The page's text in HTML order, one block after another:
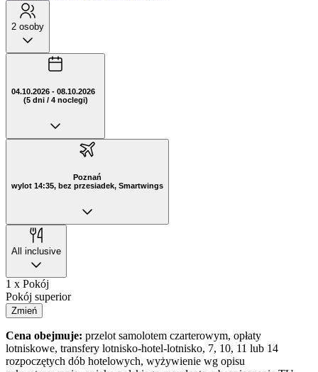
2 osoby
04.10.2026 - 08.10.2026
(5 dni / 4 noclegi)
Poznań
wylot 14:35, bez przesiadek, Smartwings
All inclusive
1 x Pokój
Pokój superior
Zmień
Cena obejmuje: przelot samolotem czarterowym, opłaty
lotniskowe, transfery lotnisko-hotel-lotnisko, 7, 10, 11 lub 14
rozpoczętych dób hotelowych, wyżywienie wg opisu